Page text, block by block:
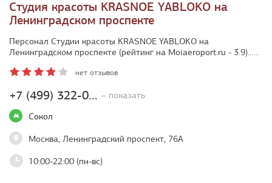
Студия красоты KRASNOE YABLOKO на
Ленинградском проспекте
+7 (499) 322-0... – показать
Сокол
Москва, Ленинградский проспект, 76А
10:00-22:00 (пн-вс)
Персонал Студии красоты KRASNOE YABLOKO на
Ленинградском проспекте (рейтинг на Moiaeroport.ru - 3.9)…...
нет отзывов